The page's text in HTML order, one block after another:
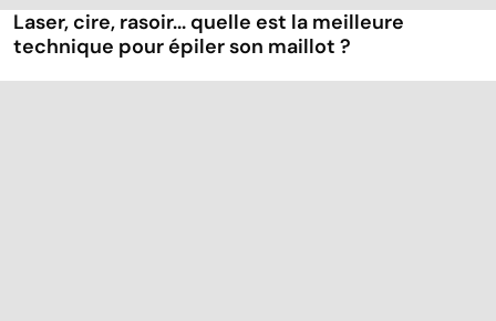
Laser, cire, rasoir... quelle est la meilleure
technique pour épiler son maillot ?